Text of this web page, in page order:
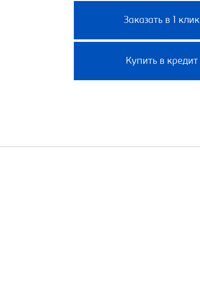
Заказать в 1 клик
Купить в кредит